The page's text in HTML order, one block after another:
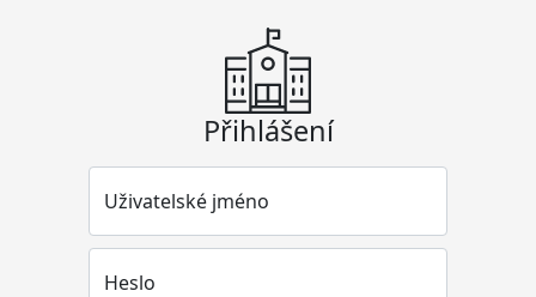
Přihlášení
Uživatelské jméno
Heslo